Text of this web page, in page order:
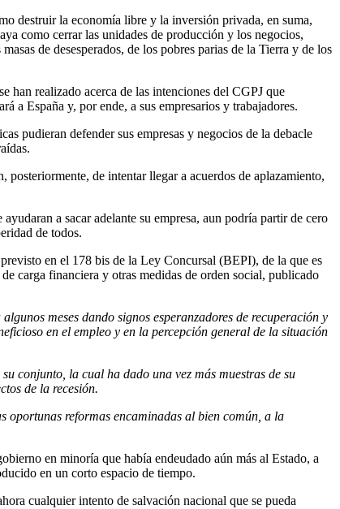
destruir la economía libre y la inversión privada, en suma,
como cerrar las unidades de producción y los negocios,
de desesperados, de los pobres parias de la Tierra y de los
han realizado acerca de las intenciones del CGPJ que
a España y, por ende, a sus empresarios y trabajadores.
pudieran defender sus empresas y negocios de la debacle
de intentar llegar a acuerdos de aplazamiento,
a sacar adelante su empresa, aun podría partir de cero
de todos.
en el 178 bis de la Ley Concursal (BEPI), de la que es
carga financiera y otras medidas de orden social, publicado
meses dando signos esperanzadores de recuperación y
en el empleo y en la percepción general de la situación
conjunto, la cual ha dado una vez más muestras de su
de la recesión.
oportunas reformas encaminadas al bien común, a la
en minoría que había endeudado aún más al Estado, a
en un corto espacio de tiempo.
cualquier intento de salvación nacional que se pueda